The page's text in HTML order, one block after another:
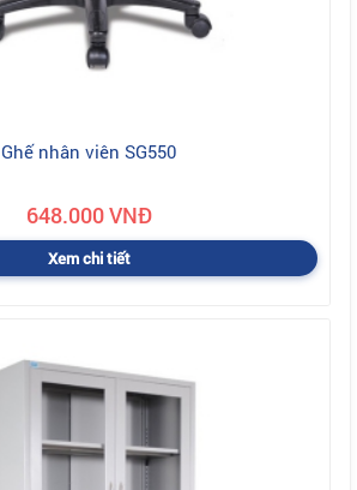
Ghế nhân viên SG550
648.000 VNĐ
Xem chi tiết